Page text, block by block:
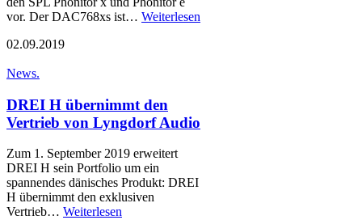
vor. Der DAC768xs ist… Weiterlesen
02.09.2019
News.
DREI H übernimmt den
Vertrieb von Lyngdorf Audio
Zum 1. September 2019 erweitert
DREI H sein Portfolio um ein
spannendes dänisches Produkt: DREI
H übernimmt den exklusiven
Vertrieb… Weiterlesen